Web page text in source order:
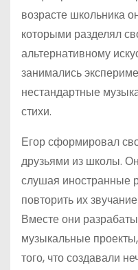
возрасте школьника
которыми разделял
альтернативному
занимались
нестандартные
стихи.
Егор сформировал
друзьями из школы.
слушая иностранные
повторить их
Вместе они
музыкальные
того, что создавали